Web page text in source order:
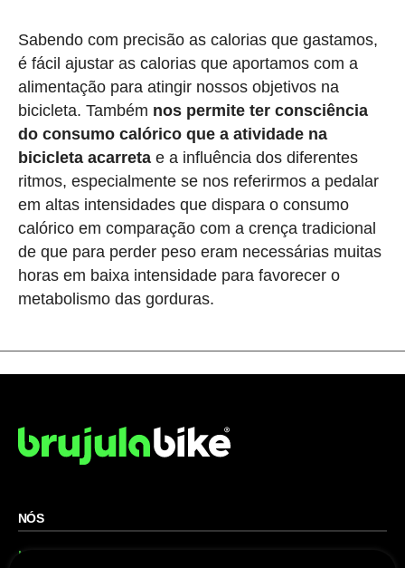
Sabendo com precisão as calorias que gastamos,
é fácil ajustar as calorias que aportamos com a
alimentação para atingir nossos objetivos na
bicicleta. Também nos permite ter consciência
do consumo calórico que a atividade na
bicicleta acarretae a influência dos diferentes
ritmos, especialmente se nos referirmos a pedalar
em altas intensidades que dispara o consumo
calórico em comparação com a crença tradicional
de que para perder peso eram necessárias muitas
horas em baixa intensidade para favorecer o
metabolismo das gorduras.
NÓS
Mapa do site